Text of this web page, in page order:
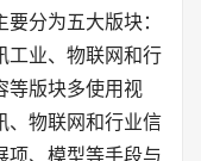
分为五大版块：
工业、物联网和行
等版块多使用视
、物联网和行业信
项、模型等手段与